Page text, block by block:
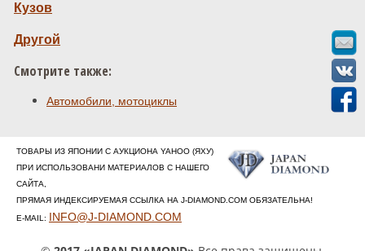
Кузов
Другой
Смотрите также:
Автомобили, мотоциклы
ТОВАРЫ ИЗ ЯПОНИИ С АУКЦИОНА YAHOO (ЯХУ)
ПРИ ИСПОЛЬЗОВАНИ МАТЕРИАЛОВ С НАШЕГО
САЙТА,
ПРЯМАЯ ИНДЕКСИРУЕМАЯ ССЫЛКА НА J-DIAMOND.COM ОБЯЗАТЕЛЬНА!
E-MAIL: INFO@J-DIAMOND.COM